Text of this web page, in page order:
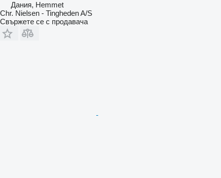
Дания, Hemmet
Chr. Nielsen - Tingheden A/S
Свържете се с продавача